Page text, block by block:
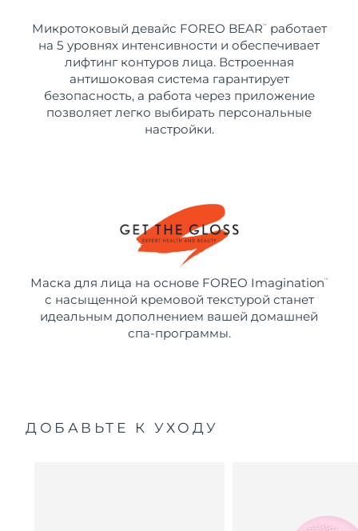
Микротоковый девайс FOREO BEAR ™
работает
на 5 уровнях интенсивности и обеспечивает
лифтинг контуров лица. Встроенная
антишоковая система гарантирует
безопасность, а работа через приложение
позволяет легко выбирать персональные
настройки.
Маска для лица на основе FOREO Imagination ™
с насыщенной кремовой текстурой станет
идеальным дополнением вашей домашней
спа-программы.
ДОБАВЬТЕ К УХОДУ